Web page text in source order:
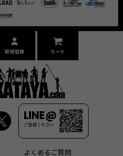
LINE@
ご登録ください
新規登録 カート
よくあるご質問